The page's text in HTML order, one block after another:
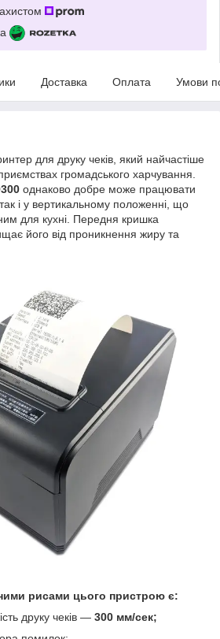
Доставка Оплата Умови
для друку чеків, який найчастіше
громадського харчування.
однаково добре може працювати
і у вертикальному положенні, що
для кухні. Передня кришка
його від проникнення жиру та
рисами цього пристрою є:
друку чеків — 300 мм/сек;